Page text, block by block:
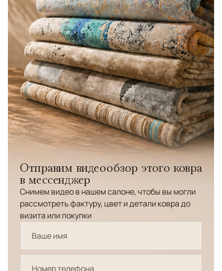
Отправим видеообзор этого ковра
в мессенджер
Снимем видео в нашем салоне, чтобы вы могли
рассмотреть фактуру, цвет и детали ковра до
визита или покупки